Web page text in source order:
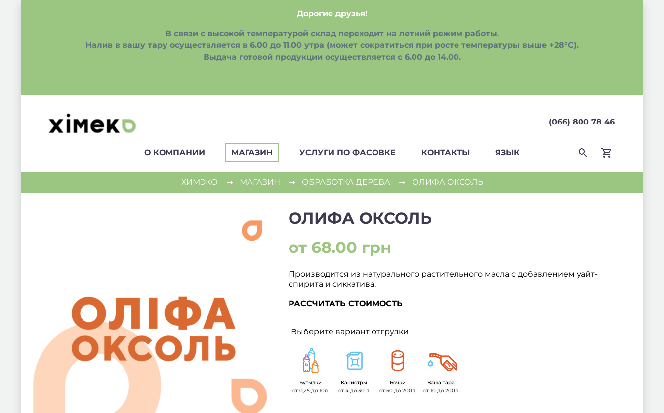
Дорогие друзья!
В связи с высокой температурой склад переходит на летний режим работы.
Налив в вашу тару осуществляется в 6.00 до 11.00 утра (может сократиться при росте температуры выше +28°С).
Выдача готовой продукции осуществляется с 6.00 до 14.00.
(066) 800 78 46
О КОМПАНИИ МАГАЗИН УСЛУГИ ПО ФАСОВКЕ КОНТАКТЫ ЯЗЫК
ХИМЭКО МАГАЗИН ОБРАБОТКА ДЕРЕВА ОЛИФА ОКСОЛЬ
ОЛИФА ОКСОЛЬ
от 68.00 грн
Производится из натурального растительного масла с добавлением уайт-
спирита и сиккатива.
РАССЧИТАТЬ СТОИМОСТЬ
Выберите вариант отгрузки
Бутылки
от 0,25 до 10л.
Канистры
от 4 до 30 л.
Бочки
от 50 до 200л.
Ваша тара
от 10 до 200л.